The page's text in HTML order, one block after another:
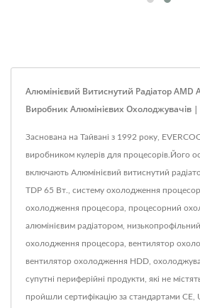
Алюмінієвий Витиснутий Радіатор AMD
Виробник Алюмінієвих Охолоджувачів |
Заснована на Тайвані з 1992 року,
виробником кулерів для процесорів.Його
включають Алюмінієвий витиснутий
TDP 65 Вт., систему охолодження
охолодження процесора, процесорний
алюмінієвим радіатором,
охолодження процесора, вентилятор
вентилятор охолодження HDD,
супутні периферійні продукти, які не
пройшли сертифікацію за стандартами CE,